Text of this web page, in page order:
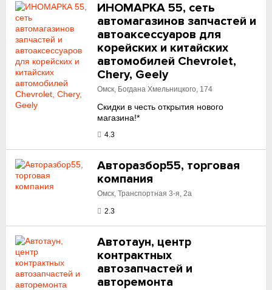
ИНОМАРКА 55, сеть
автомагазинов запчастей и
автоаксессуаров для
корейских и китайских
автомобилей Chevrolet,
Chery, Geely
Омск, Богдана Хмельницкого, 174
Скидки в честь открытия нового
магазина!*
4.3
Авторазбор55, торговая
компания
Омск, Транспортная 3-я, 2а
2.3
Автотаун, центр
контрактных
автозапчастей и
авторемонта